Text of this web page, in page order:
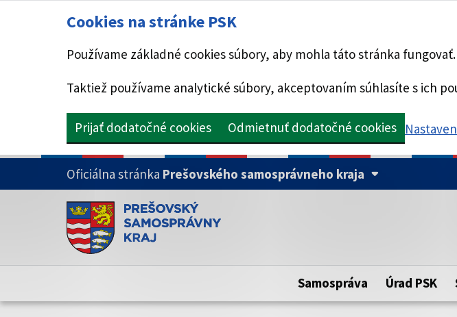
Cookies na stránke PSK
Používame základné cookies súbory, aby mohla táto stránka fungovať.
Taktiež používame analytické súbory, akceptovaním súhlasíte s ich
Prijať dodatočné cookies Odmietnuť dodatočné cookies
PRESKOČIŤ NA HLAVNÝ OBSAH
Oficiálna stránka Prešovského samosprávneho kraja
Doména psk.sk je oficiálna
Toto je oficiálna webová stránka Prešovského samosprávneho kraja.
Samospráva Úrad PSK